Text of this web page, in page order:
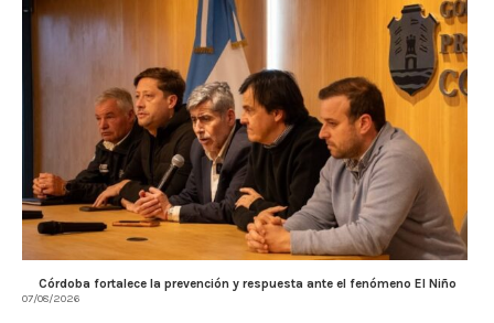
Córdoba fortalece la prevención y respuesta ante el fenómeno El Niño
07/08/2026